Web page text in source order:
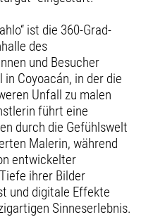
ist die 360-Grad-
des
und Besucher
Coyoacán, in der die
Unfall zu malen
führt eine
durch die Gefühlswelt
Malerin, während
entwickelter
ihrer Bilder
und digitale Effekte
Sinneserlebnis.